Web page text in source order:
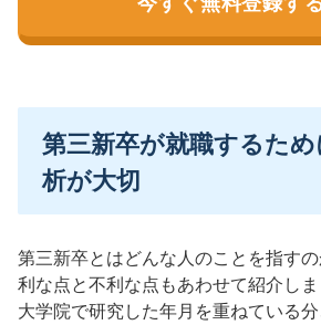
第三新卒が就職するた
析が大切
第三新卒とはどんな人のことを指す
利な点と不利な点もあわせて紹介しま
大学院で研究した年月を重ねている分